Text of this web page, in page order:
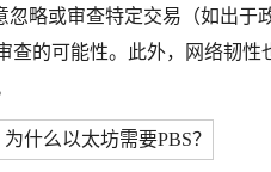
略或审查特定交易（如出于
的可能性。此外，网络韧性